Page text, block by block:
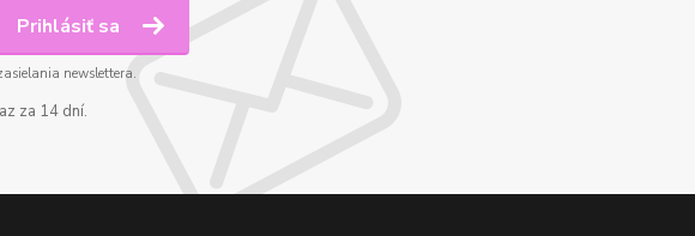
Prihlásiť sa
newslettera.
za 14 dní.